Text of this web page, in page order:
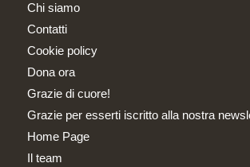
Chi siamo
Contatti
Cookie policy
Dona ora
Grazie di cuore!
Grazie per esserti iscritto alla nostra
Home Page
Il team